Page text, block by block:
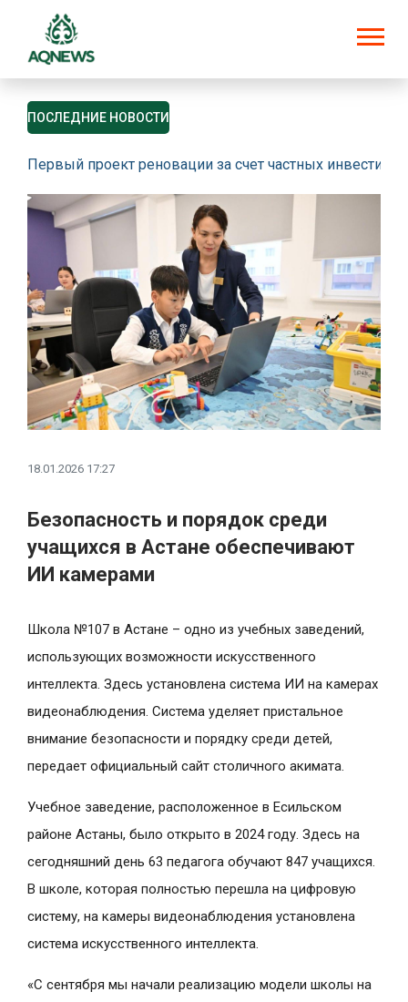
ПОСЛЕДНИЕ НОВОСТИ
Первый проект реновации за счет частных
18.01.2026 17:27
Безопасность и порядок среди
учащихся в Астане обеспечивают
ИИ камерами
Школа №107 в Астане – одно из учебных заведений,
использующих возможности искусственного
интеллекта. Здесь установлена система ИИ на камерах
видеонаблюдения. Система уделяет пристальное
внимание безопасности и порядку среди детей,
передает официальный сайт столичного акимата.
Учебное заведение, расположенное в Есильском
районе Астаны, было открыто в 2024 году. Здесь на
сегодняшний день 63 педагога обучают 847 учащихся.
В школе, которая полностью перешла на цифровую
систему, на камеры видеонаблюдения установлена
система искусственного интеллекта.
«С сентября мы начали реализацию модели школы на